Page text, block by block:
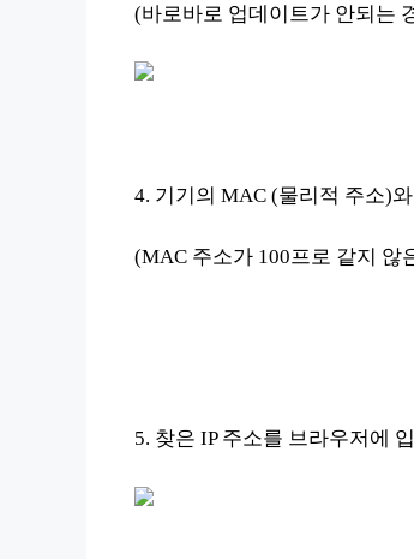
(바로바로 업데이트가 안되는
4. 기기의 MAC (물리적 주소)
(MAC 주소가 100프로 같지 않
5. 찾은 IP 주소를 브라우저에